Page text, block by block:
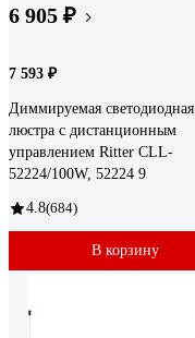
6 905 ₽
7 593 ₽
Диммируемая светодиодная
люстра с дистанционным
управлением Ritter CLL-
52224/100W, 52224 9
4.8(684)
В корзину